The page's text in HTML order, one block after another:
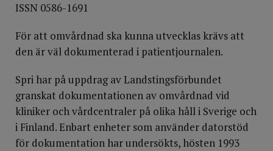
ISSN 0586-1691
För att omvårdnad ska kunna utvecklas krävs att
den är väl dokumenterad i patientjournalen.
Spri har på uppdrag av Landstingsförbundet
granskat dokumentationen av omvårdnad vid
kliniker och vårdcentraler på olika håll i Sverige och
i Finland. Enbart enheter som använder datorstöd
för dokumentation har undersökts, hösten 1993